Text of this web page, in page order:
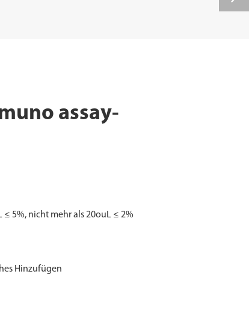
assay-
5%, nicht mehr als 20ouL ≤ 2%
Hinzufügen